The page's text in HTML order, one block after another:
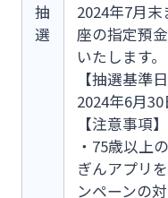
抽
選
2024年7月
座の指定預
いたします。
【抽選基準日
2024年6月30
【注意事項】
・75歳以上
ぎんアプリ
ンペーンの